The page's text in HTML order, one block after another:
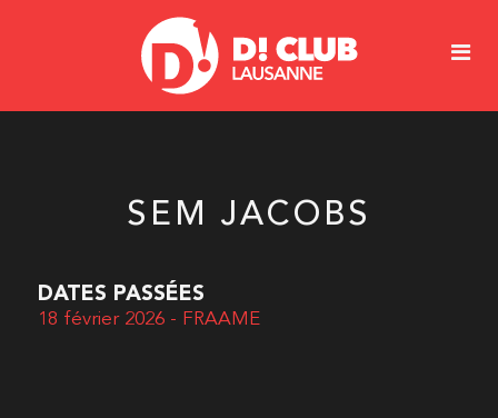
SEM JACOBS
DATES PASSÉES
18 février 2026 - FRAAME